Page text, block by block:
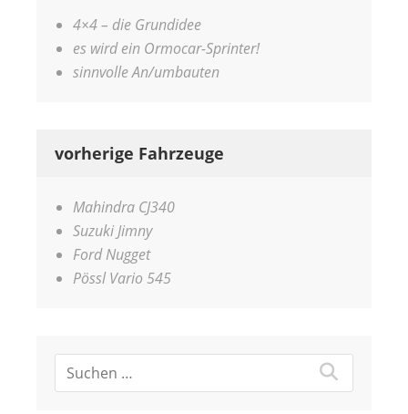
4×4 – die Grundidee
es wird ein Ormocar-Sprinter!
sinnvolle An/umbauten
vorherige Fahrzeuge
Mahindra CJ340
Suzuki Jimny
Ford Nugget
Pössl Vario 545